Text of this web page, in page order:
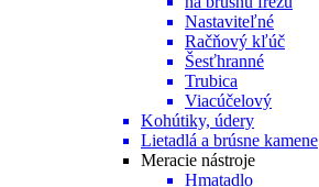
Nastaviteľné
Račňový kľúč
Šesťhranné
Trubica
Viacúčelový
Kohútiky, údery
Lietadlá a brúsne kamene
Meracie nástroje
Hmatadlo